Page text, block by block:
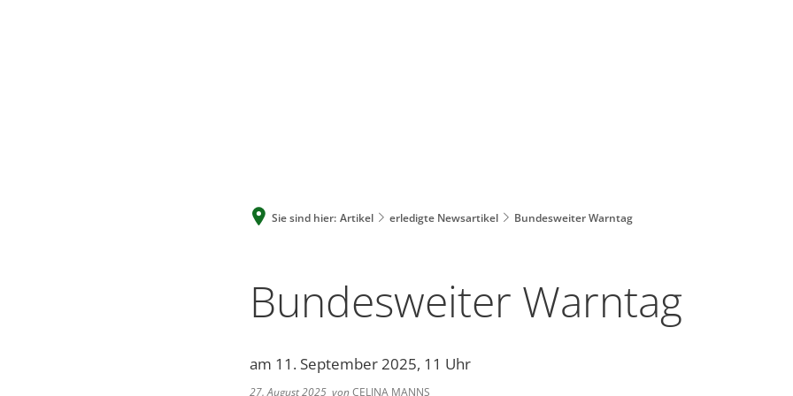
Sie sind hier: Artikel erledigte Newsartikel Bundesweiter Warntag
Bundesweiter Warntag
am 11. September 2025, 11 Uhr
27. August 2025 vonCELINA MANNS